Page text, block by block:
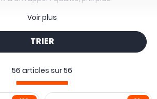
cette page des drones complets allant
au quad freestyle (le fameux
descomposants à la pointe de
encore.
par Culture FPV
: "Allumez votre vie!"
Voir plus
TRIER
56 articles sur56